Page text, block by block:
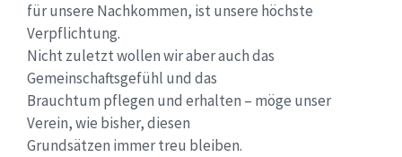
für unsere Nachkommen, ist unsere höchste
Verpflichtung.
Nicht zuletzt wollen wir aber auch das
Gemeinschaftsgefühl und das
Brauchtum pflegen und erhalten – möge unser
Verein, wie bisher, diesen
Grundsätzen immer treu bleiben.